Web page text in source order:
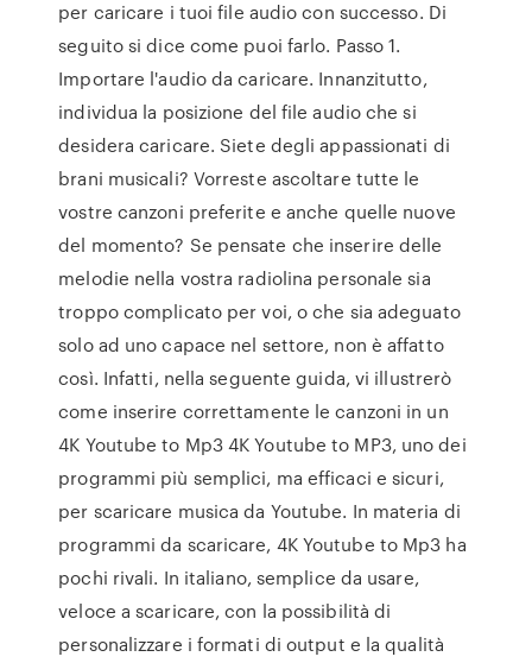
per caricare i tuoi file audio con successo. Di
seguito si dice come puoi farlo. Passo 1.
Importare l'audio da caricare. Innanzitutto,
individua la posizione del file audio che si
desidera caricare. Siete degli appassionati di
brani musicali? Vorreste ascoltare tutte le
vostre canzoni preferite e anche quelle nuove
del momento? Se pensate che inserire delle
melodie nella vostra radiolina personale sia
troppo complicato per voi, o che sia adeguato
solo ad uno capace nel settore, non è affatto
così. Infatti, nella seguente guida, vi illustrerò
come inserire correttamente le canzoni in un
4K Youtube to Mp3 4K Youtube to MP3, uno dei
programmi più semplici, ma efficaci e sicuri,
per scaricare musica da Youtube. In materia di
programmi da scaricare, 4K Youtube to Mp3 ha
pochi rivali. In italiano, semplice da usare,
veloce a scaricare, con la possibilità di
personalizzare i formati di output e la qualità